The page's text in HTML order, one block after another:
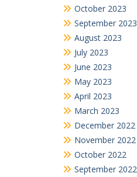
October 2023
September 2023
August 2023
July 2023
June 2023
May 2023
April 2023
March 2023
December 2022
November 2022
October 2022
September 2022